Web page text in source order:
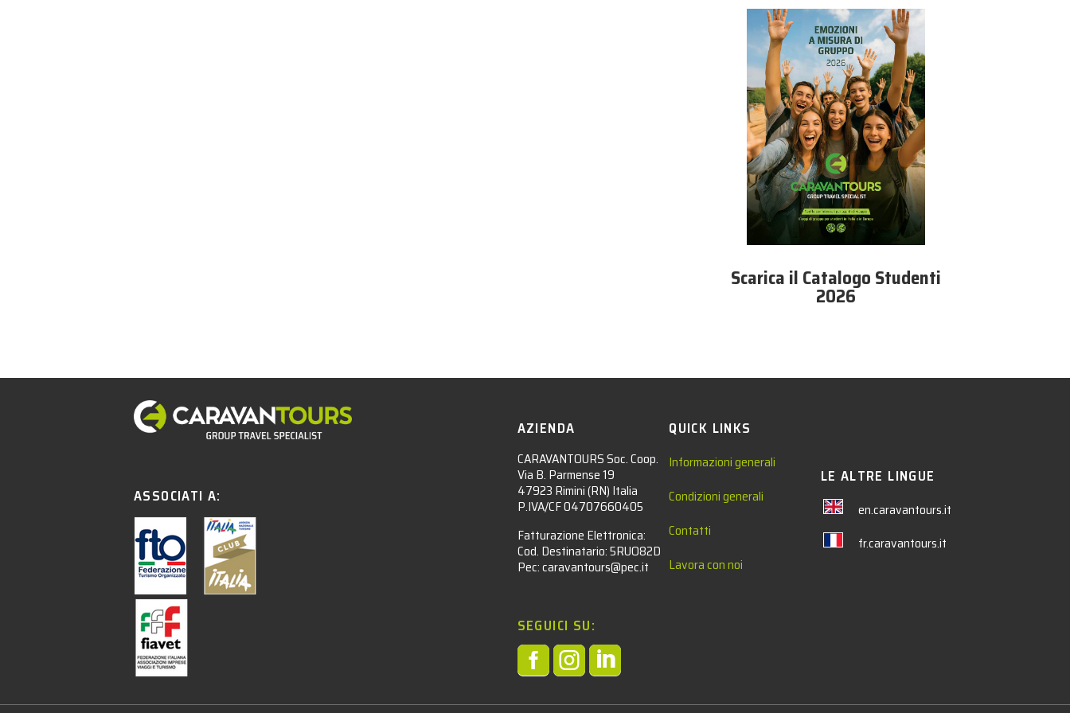
Scarica il Catalogo Studenti
2026
ASSOCIATI A:
AZIENDA
CARAVANTOURS Soc. Coop.
Via B. Parmense 19
47923 Rimini (RN) Italia
P.IVA/CF 04707660405
Fatturazione Elettronica:
Cod. Destinatario: 5RUO82D
Pec: caravantours@pec.it
SEGUICI SU:

QUICK LINKS
Informazioni generali
Condizioni generali
Contatti
Lavora con noi
LE ALTRE LINGUE
en.caravantours.it
fr.caravantours.it